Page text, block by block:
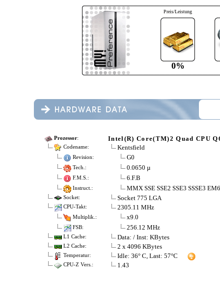
Preis/Leistung
0%
Prozessor: Intel(R) Core(TM)2 Quad CPU
Codename: Kentsfield
Revision: G0
Tech.: 0.0650 µ
F.M.S.: 6.F.B
Instruct.: MMX SSE SSE2 SSE3 SSSE3
Socket: Socket 775 LGA
CPU-Takt: 2305.11 MHz
Multiplik.: x9.0
FSB: 256.12 MHz
L1 Cache: Data: / Inst: KBytes
L2 Cache: 2 x 4096 KBytes
Temperatur: Idle: 36° C, Last: 57°C
CPU-Z Vers.: 1.43